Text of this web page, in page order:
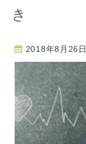
き
2018年8月26日